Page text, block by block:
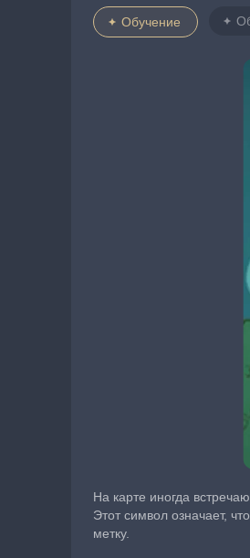
Обучение
На карте иногда
Этот символ означает,
метку.